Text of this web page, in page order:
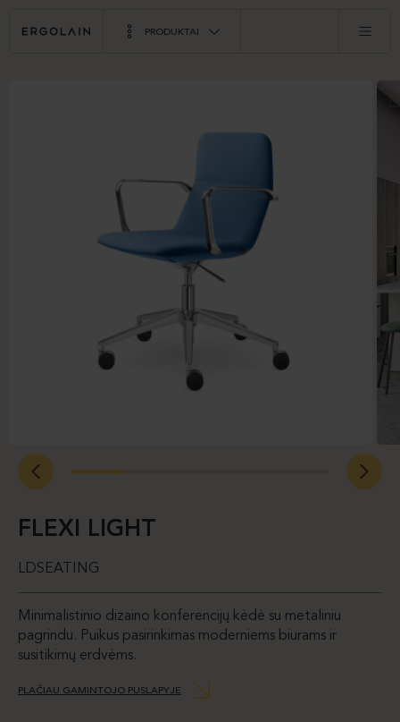
PRODUKTAI
FLEXI LIGHT
LDSEATING
Minimalistinio dizaino konferencijų kėdė su metaliniu
pagrindu. Puikus pasirinkimas moderniems biurams ir
susitikimų erdvėms.
PLAČIAU GAMINTOJO PUSLAPYJE